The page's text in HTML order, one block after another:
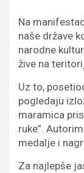
Na
naše države
narodne
žive na
Uz to,
pogledaju
maramica
ruke”.
medalje i
Za najlepše